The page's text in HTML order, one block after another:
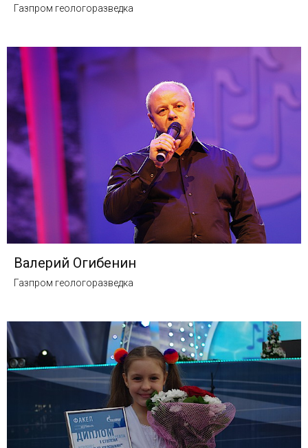
Газпром геологоразведка
Валерий Огибенин
Газпром геологоразведка